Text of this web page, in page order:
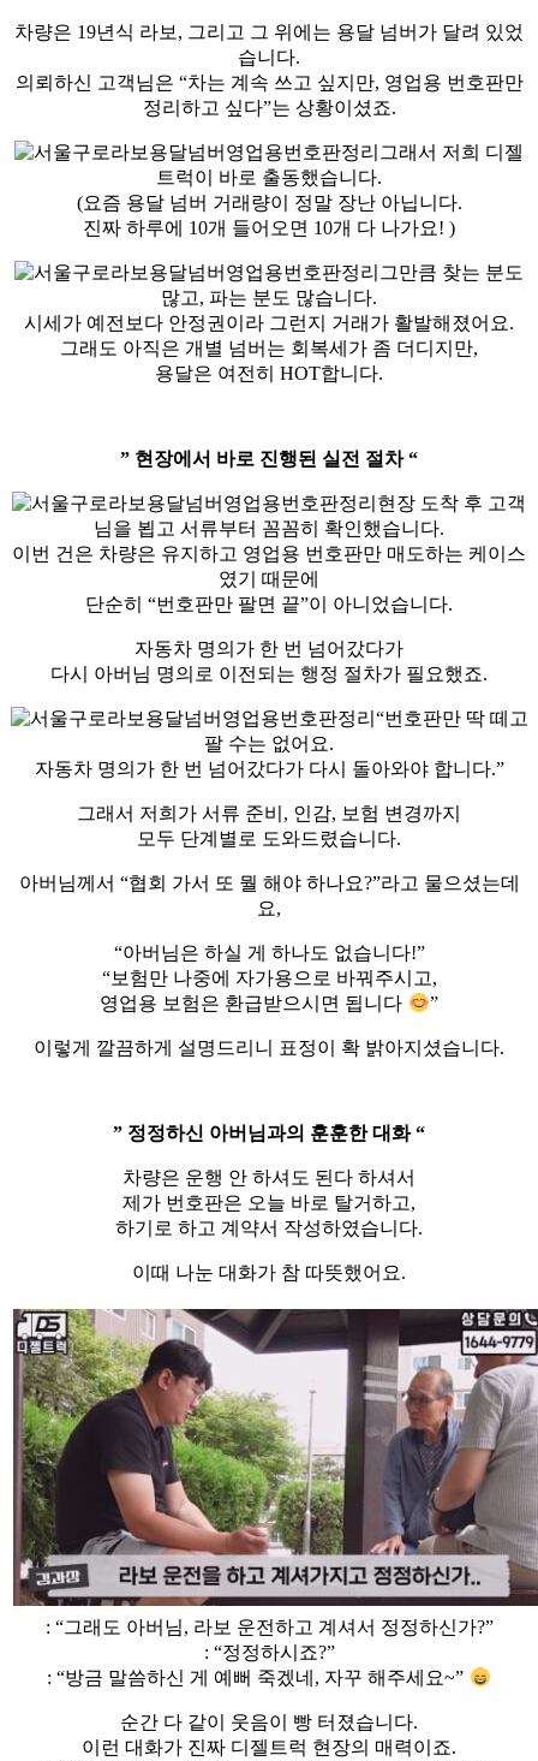
차량은 19년식 라보, 그리고 그 위에는 용달 넘버가 달려 있었
습니다.
의뢰하신 고객님은 “차는 계속 쓰고 싶지만, 영업용 번호판만
정리하고 싶다”는 상황이셨죠.
그래서 저희 디젤
트럭이 바로 출동했습니다.
(요즘 용달 넘버 거래량이 정말 장난 아닙니다.
진짜 하루에 10개 들어오면 10개 다 나가요! )
그만큼 찾는 분도
많고, 파는 분도 많습니다.
시세가 예전보다 안정권이라 그런지 거래가 활발해졌어요.
그래도 아직은 개별 넘버는 회복세가 좀 더디지만,
용달은 여전히 HOT합니다.
” 현장에서 바로 진행된 실전 절차 “
현장 도착 후 고객
님을 뵙고 서류부터 꼼꼼히 확인했습니다.
이번 건은 차량은 유지하고 영업용 번호판만 매도하는 케이스
였기 때문에
단순히 “번호판만 팔면 끝”이 아니었습니다.
자동차 명의가 한 번 넘어갔다가
다시 아버님 명의로 이전되는 행정 절차가 필요했죠.
“번호판만 딱 떼고
팔 수는 없어요.
자동차 명의가 한 번 넘어갔다가 다시 돌아와야 합니다.”
그래서 저희가 서류 준비, 인감, 보험 변경까지
모두 단계별로 도와드렸습니다.
아버님께서 “협회 가서 또 뭘 해야 하나요?”라고 물으셨는데
요,
“아버님은 하실 게 하나도 없습니다!”
“보험만 나중에 자가용으로 바꿔주시고,
영업용 보험은 환급받으시면 됩니다
”
이렇게 깔끔하게 설명드리니 표정이 확 밝아지셨습니다.
” 정정하신 아버님과의 훈훈한 대화 “
차량은 운행 안 하셔도 된다 하셔서
제가 번호판은 오늘 바로 탈거하고,
하기로 하고 계약서 작성하였습니다.
이때 나눈 대화가 참 따뜻했어요.
: “그래도 아버님, 라보 운전하고 계셔서 정정하신가?”
: “정정하시죠?”
: “방금 말씀하신 게 예뻐 죽겠네, 자꾸 해주세요~”
순간 다 같이 웃음이 빵 터졌습니다.
이런 대화가 진짜 디젤트럭 현장의 매력이죠.